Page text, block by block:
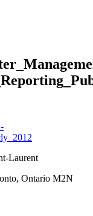
Laurent
Ontario M2N